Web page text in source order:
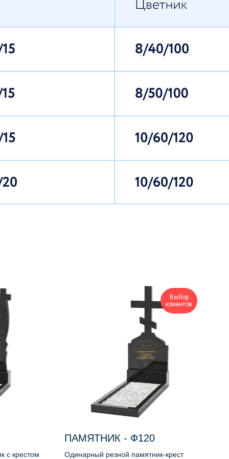
с крестом
Выбор
клиентов
ПАМЯТНИК - Ф120
Одинарный резной памятник-крест